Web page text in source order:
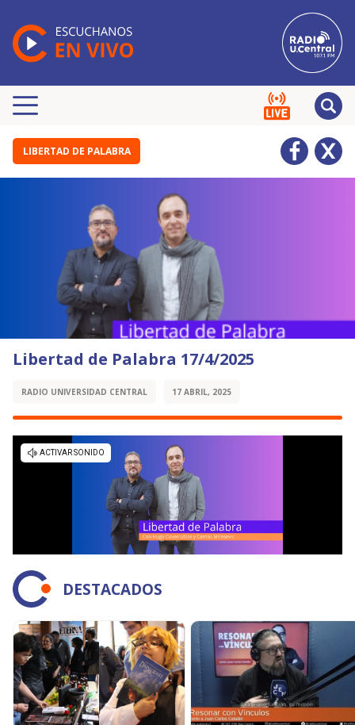
LIBERTAD DE PALABRA
Libertad de Palabra 17/4/2025
RADIO UNIVERSIDAD CENTRAL 17 ABRIL, 2025
DESTACADOS